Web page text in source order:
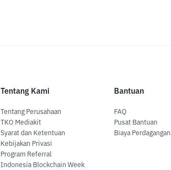
Tentang Kami
Tentang Perusahaan
TKO Mediakit
Syarat dan Ketentuan
Kebijakan Privasi
Program Referral
Indonesia Blockchain Week
Bantuan
FAQ
Pusat Bantuan
Biaya Perdagangan